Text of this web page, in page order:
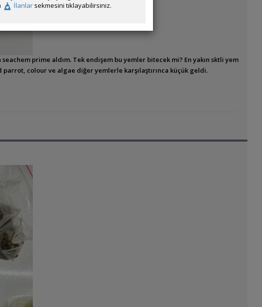
prime aldım. Tek endişem bu yemler bitecek mi? En yakın sktli yem
parrot, colour ve algae diğer yemlerle karşılaştırınca küçük geldi.
İlanlar sekmesini tıklayabilirsiniz.